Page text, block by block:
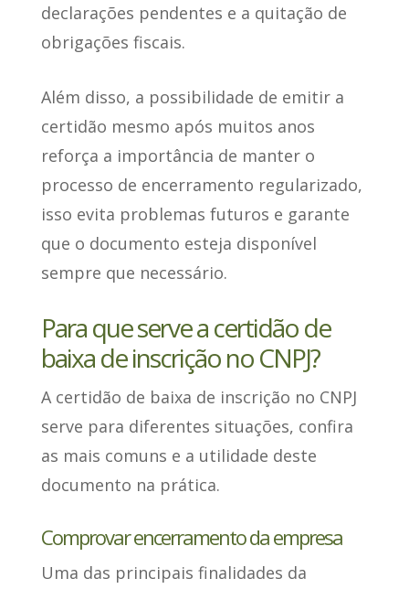
declarações pendentes e a quitação de
obrigações fiscais.
Além disso, a possibilidade de emitir a
certidão mesmo após muitos anos
reforça a importância de manter o
processo de encerramento regularizado,
isso evita problemas futuros e garante
que o documento esteja disponível
sempre que necessário.
Para que serve a certidão de
baixa de inscrição no CNPJ?
A certidão de baixa de inscrição no CNPJ
serve para diferentes situações, confira
as mais comuns e a utilidade deste
documento na prática.
Comprovar encerramento da empresa
Uma das principais finalidades da